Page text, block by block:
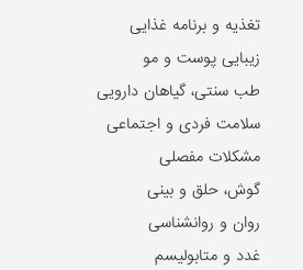
تغذیه و برنامه غذایی
زیبایی پوست و مو
طب سنتی، گیاهان دارویی
سلامت فردی و اجتماعی
مشکلات مفصلی
گوش، حلق و بینی
روان و روانشناسی
غدد و متابولیسم